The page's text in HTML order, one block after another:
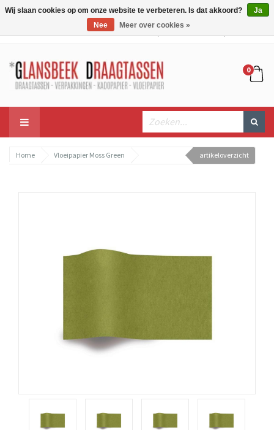
0
Home Vloeipapier Moss Green artikeloverzicht
Wij slaan cookies op om onze website te verbeteren. Is dat akkoord?
Ja
Nee
Meer over cookies »